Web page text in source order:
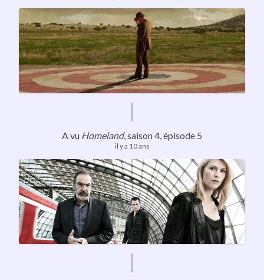
A vu Homeland,saison 4, épisode 5
il y a 10 ans